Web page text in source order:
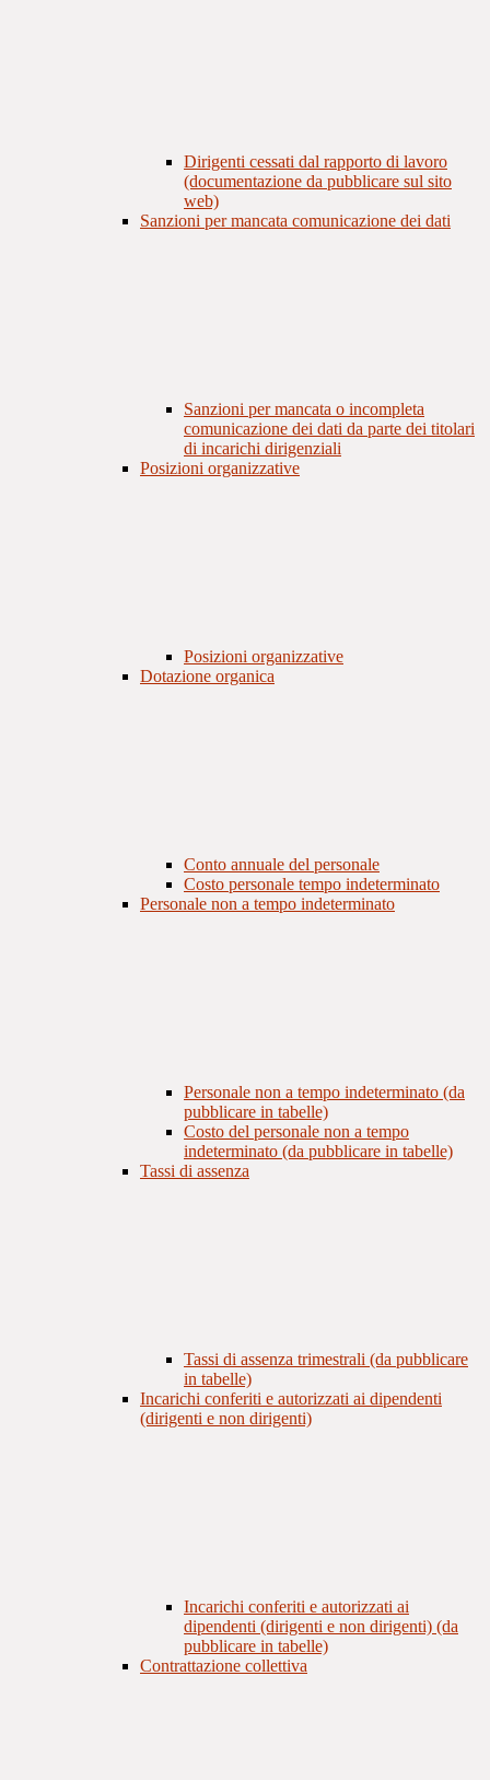
Dirigenti cessati dal rapporto di lavoro
(documentazione da pubblicare sul sito
web)
Sanzioni per mancata comunicazione dei dati
Sanzioni per mancata o incompleta
comunicazione dei dati da parte dei titolari
di incarichi dirigenziali
Posizioni organizzative
Posizioni organizzative
Dotazione organica
Conto annuale del personale
Costo personale tempo indeterminato
Personale non a tempo indeterminato
Personale non a tempo indeterminato (da
pubblicare in tabelle)
Costo del personale non a tempo
indeterminato (da pubblicare in tabelle)
Tassi di assenza
Tassi di assenza trimestrali (da pubblicare
in tabelle)
Incarichi conferiti e autorizzati ai dipendenti
(dirigenti e non dirigenti)
Incarichi conferiti e autorizzati ai
dipendenti (dirigenti e non dirigenti) (da
pubblicare in tabelle)
Contrattazione collettiva